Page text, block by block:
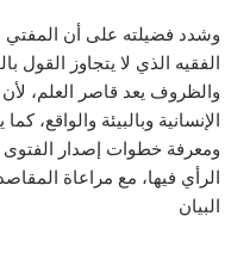
وشدد فضيلته على أن المفتي
الفقيه الذي لا يتجاوز القول
والظروف يعد قاصر العلم، لأن
الإنسانية وبالبيئة والواقع،
ومعرفة خطوات إصدار الفتوى
الرأي فيها، مع مراعاة
البيان